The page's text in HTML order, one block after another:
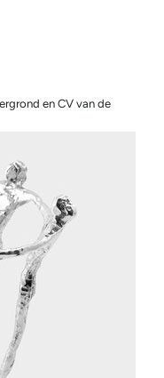
en CV van de